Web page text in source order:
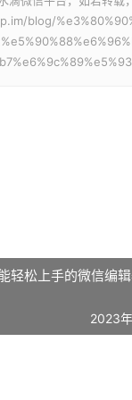
blog/
轻松上手的微信编
2023